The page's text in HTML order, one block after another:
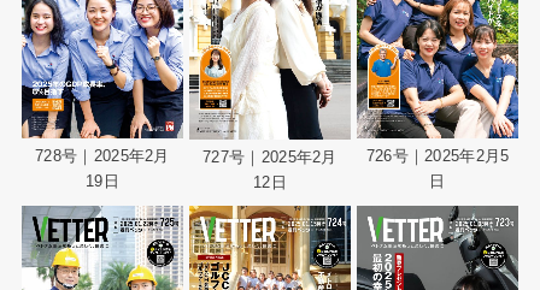
728号｜2025年2月
19日
727号｜2025年2月
12日
726号｜2025年2月5
日